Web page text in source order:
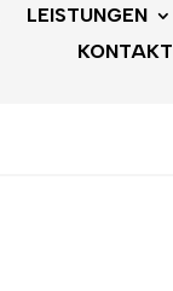
LEISTUNGEN
KONTAKT